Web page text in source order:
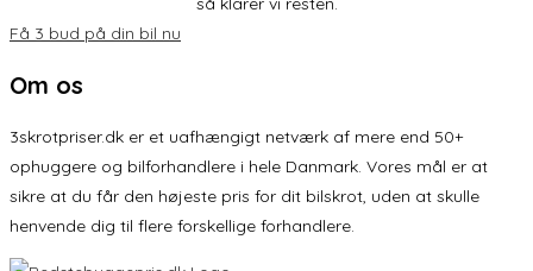
Få 3 bud på din bil nu
Om os
3skrotpriser.dk er et uafhængigt netværk af mere end 50+
ophuggere og bilforhandlere i hele Danmark. Vores mål er at
sikre at du får den højeste pris for dit bilskrot, uden at skulle
henvende dig til flere forskellige forhandlere.